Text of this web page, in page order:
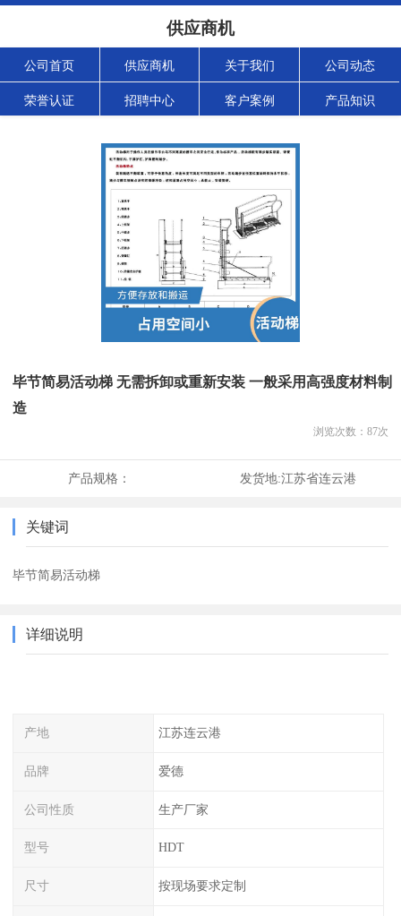
供应商机
公司首页 供应商机 关于我们 公司动态
荣誉认证 招聘中心 客户案例 产品知识
毕节简易活动梯 无需拆卸或重新安装 一般采用高强度材料制
造
浏览次数： 87次
产品规格： 发货地:江苏省连云港
关键词
毕节简易活动梯
详细说明
产地 江苏连云港
品牌 爱德
公司性质 生产厂家
型号 HDT
尺寸 按现场要求定制